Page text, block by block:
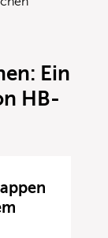
Ein
HB-